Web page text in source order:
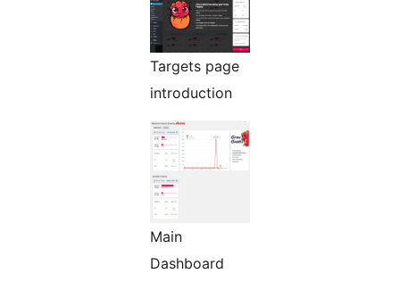
Targets page
introduction
Main
Dashboard